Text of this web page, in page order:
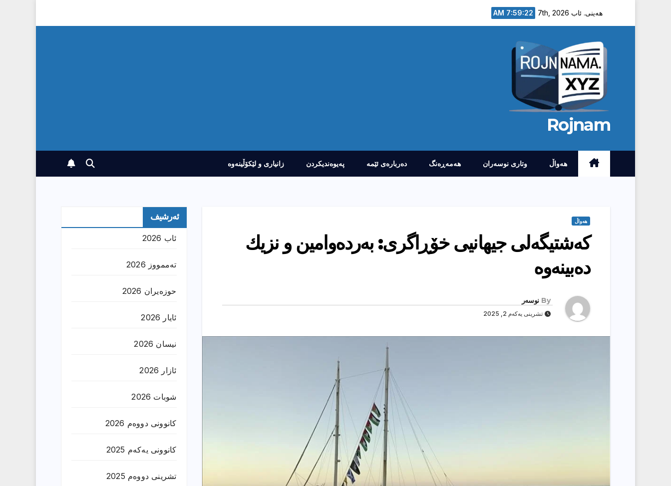
هەینی. ئاب 7th, 2026 7:59:23 AM
Rojnam
هەواڵ وتارى نوسەران هەمەڕەنگ دەربارەى ئێمە پەیوەندیکردن زانیارى و لێکۆڵینەوە
هەواڵ
کەشتیگەلی جیهانیی خۆڕاگری: بەردەوامین و نزیك
دەبینەوە
By نوسەر
تشرینی یەکەم 2, 2025
ئەرشیف
ئاب 2026
تەممووز 2026
حوزه‌یران 2026
ئایار 2026
نیسان 2026
ئازار 2026
شوبات 2026
کانوونی دووەم 2026
کانوونی یەکەم 2025
تشرینی دووەم 2025